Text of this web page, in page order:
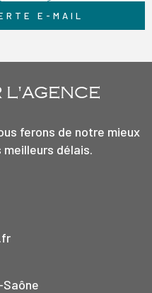
E-MAIL
L'AGENCE
ferons de notre mieux
délais.
Saône